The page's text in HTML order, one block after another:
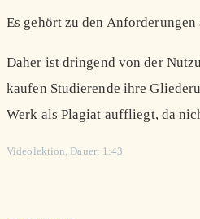
Es gehört zu den
Daher ist dringend von der
kaufen Studierende ihre
Werk als Plagiat auffliegt, da
Videolektion, Dauer: 1:43